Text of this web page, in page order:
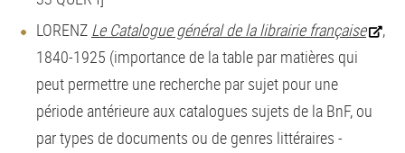
LORENZ Le Catalogue général de la librairie française
,
1840-1925 (importance de la table par matières qui
peut permettre une recherche par sujet pour une
période antérieure aux catalogues sujets de la BnF, ou
par types de documents ou de genres littéraires -